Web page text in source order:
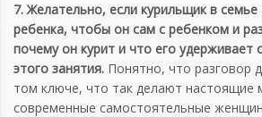
7. Желательно, если курильщик в
ребенка, чтобы он сам с ребенком и
почему он курит и что его удерживает
этого занятия. Понятно, что разговор
том ключе, что так делают настоящие
современные самостоятельные